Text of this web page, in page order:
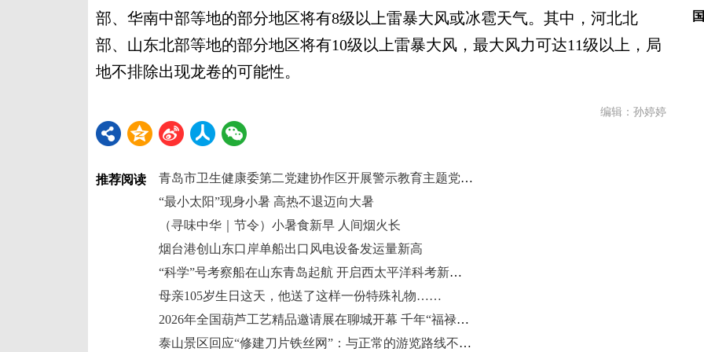
部、华南中部等地的部分地区将有8级以上雷暴大风或冰雹天气。其中，河北北
部、山东北部等地的部分地区将有10级以上雷暴大风，最大风力可达11级以上，局
地不排除出现龙卷的可能性。
编辑：孙婷婷
推荐阅读
青岛市卫生健康委第二党建协作区开展警示教育主题党日活动
“最小太阳”现身小暑 高热不退迈向大暑
（寻味中华｜节令）小暑食新早 人间烟火长
烟台港创山东口岸单船出口风电设备发运量新高
“科学”号考察船在山东青岛起航 开启西太平洋科考新任务
母亲105岁生日这天，他送了这样一份特殊礼物……
2026年全国葫芦工艺精品邀请展在聊城开幕 千年“福禄”焕新彩
泰山景区回应“修建刀片铁丝网”：与正常的游览路线不交叉、不重叠